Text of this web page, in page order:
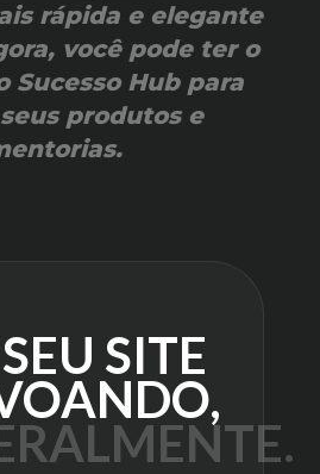
rápida e elegante
você pode ter o
Sucesso Hubpara
produtos e
SEU SITE